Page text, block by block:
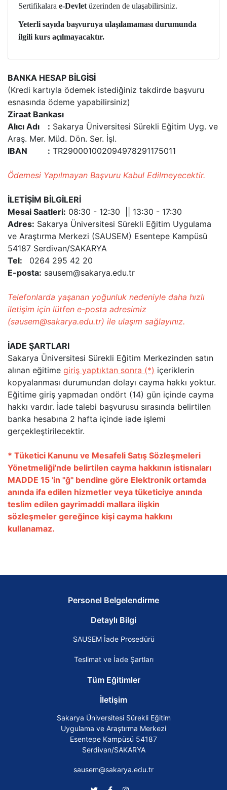
Sertifikalara e-Devlet üzerinden de ulaşabilirsiniz.
Yeterli sayıda başvuruya ulaşılamaması durumunda
ilgili kurs açılmayacaktır.
BANKA HESAP BİLGİSİ
(Kredi kartıyla ödemek istediğiniz takdirde başvuru
esnasında ödeme yapabilirsiniz)
Ziraat Bankası
Alıcı Adı : Sakarya Üniversitesi Sürekli Eğitim Uyg. ve
Araş. Mer. Müd. Dön. Ser. İşl.
IBAN : TR290001002094978291175011
Ödemesi Yapılmayan Başvuru Kabul Edilmeyecektir.
İLETİŞİM BİLGİLERİ
Mesai Saatleri: 08:30 - 12:30 || 13:30 - 17:30
Adres: Sakarya Üniversitesi Sürekli Eğitim Uygulama
ve Araştırma Merkezi (SAUSEM) Esentepe Kampüsü
54187 Serdivan/SAKARYA
Tel:
0264 295 42 20
E-posta: sausem@sakarya.edu.tr
Telefonlarda yaşanan yoğunluk nedeniyle daha hızlı
iletişim için lütfen e-posta adresimiz
(sausem@sakarya.edu.tr) ile ulaşım sağlayınız.
İADE ŞARTLARI
Sakarya Üniversitesi Sürekli Eğitim Merkezinden satın
alınan eğitime giriş yaptıktan sonra (*) içeriklerin
kopyalanması durumundan dolayı cayma hakkı yoktur.
Eğitime giriş yapmadan ondört (14) gün içinde cayma
hakkı vardır. İade talebi başvurusu sırasında belirtilen
banka hesabına 2 hafta içinde iade işlemi
gerçekleştirilecektir.
* Tüketici Kanunu ve Mesafeli Satış Sözleşmeleri
Yönetmeliği'nde belirtilen cayma hakkının istisnaları
MADDE 15 'in "ğ" bendine göre Elektronik ortamda
anında ifa edilen hizmetler veya tüketiciye anında
teslim edilen gayrimaddi mallara ilişkin
sözleşmeler gereğince kişi cayma hakkını
kullanamaz.
Personel Belgelendirme
Detaylı Bilgi
SAUSEM İade Prosedürü
Teslimat ve İade Şartları
Tüm Eğitimler
İletişim
Sakarya Üniversitesi Sürekli Eğitim
Uygulama ve Araştırma Merkezi
Esentepe Kampüsü 54187
Serdivan/SAKARYA
sausem@sakarya.edu.tr